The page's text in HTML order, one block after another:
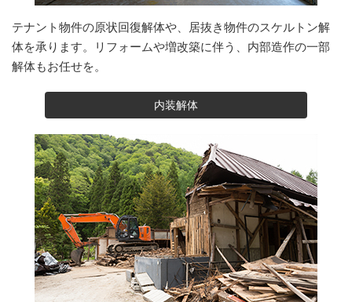
テナント物件の原状回復解体や、居抜き物件のスケルトン解
体を承ります。リフォームや増改築に伴う、内部造作の一部
解体もお任せを。
内装解体